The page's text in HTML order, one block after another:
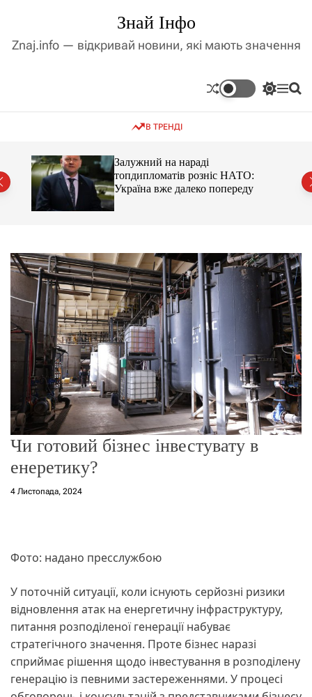
д
і
с
Знай Інфо
Znaj.info — відкривай новини, які мають значення
П
а
ч
р
о
в
о
ж
и
м
у
М П
В ТРЕНДІ
Залужний на нараді
топдипломатів розніс НАТО:
Україна вже далеко попереду
Чи готовий бізнес інвестувату в
енеретику?
4 Листопада, 2024
Фото: надано пресслужбою
У поточній ситуації, коли існують серйозні ризики
відновлення атак на енергетичну інфраструктуру,
питання розподіленої генерації набуває
стратегічного значення. Проте бізнес наразі
сприймає рішення щодо інвестування в розподілену
генерацію із певними застереженнями. У процесі